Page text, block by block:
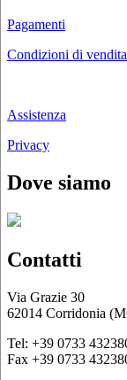
Pagamenti
Condizioni di vendita
Assistenza
Privacy
Dove siamo
Contatti
Via Grazie 30
62014 Corridonia
Tel: +39 0733
Fax +39 0733